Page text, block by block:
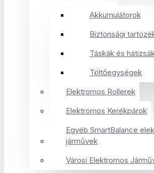
Akkumulátorok
Biztonsági
Táskák és
Töltőegységek
Elektromos Rollerek
Elektromos Kerékpárok
Egyéb SmartBalance
járművek
Városi Elektromos